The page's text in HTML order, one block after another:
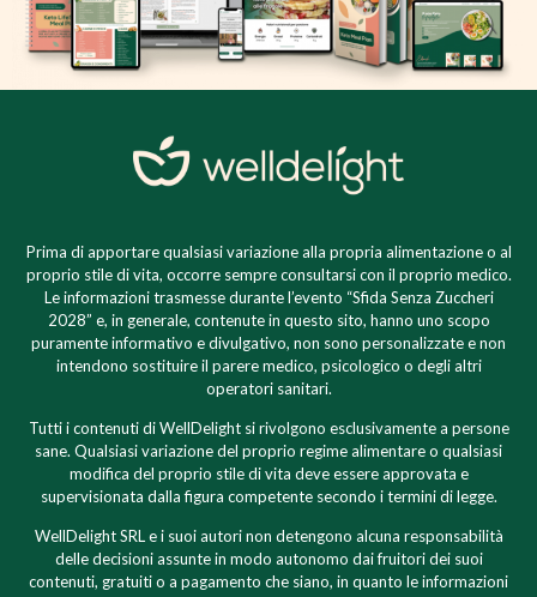
Prima di apportare qualsiasi variazione alla propria alimentazione o al
proprio stile di vita, occorre sempre consultarsi con il proprio medico.
Le informazioni trasmesse durante l’evento “Sfida Senza Zuccheri
2028” e, in generale, contenute in questo sito, hanno uno scopo
puramente informativo e divulgativo, non sono personalizzate e non
intendono sostituire il parere medico, psicologico o degli altri
operatori sanitari.
Tutti i contenuti di WellDelight si rivolgono esclusivamente a persone
sane. Qualsiasi variazione del proprio regime alimentare o qualsiasi
modifica del proprio stile di vita deve essere approvata e
supervisionata dalla figura competente secondo i termini di legge.
WellDelight SRL e i suoi autori non detengono alcuna responsabilità
delle decisioni assunte in modo autonomo dai fruitori dei suoi
contenuti, gratuiti o a pagamento che siano, in quanto le informazioni